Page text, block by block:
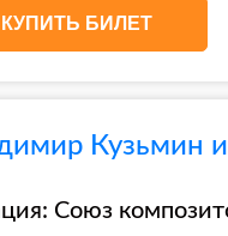
КУПИТЬ БИЛЕТ
Кузьмин
Союз